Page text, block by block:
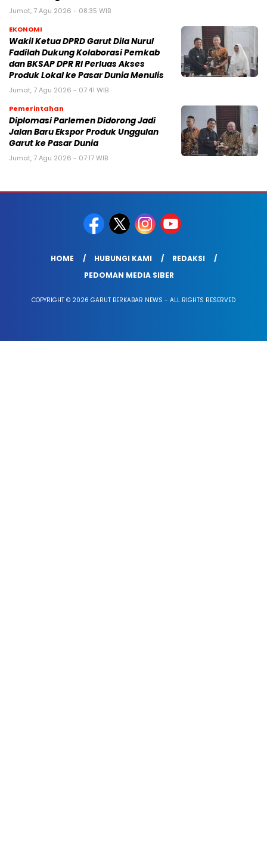
Jumat, 7 Agu 2026 - 08:35 WIB
EKONOMI
Wakil Ketua DPRD Garut Dila Nurul
Fadilah Dukung Kolaborasi Pemkab
dan BKSAP DPR RI Perluas Akses
Produk Lokal ke Pasar Dunia Menulis
Jumat, 7 Agu 2026 - 07:41 WIB
Pemerintahan
Diplomasi Parlemen Didorong Jadi
Jalan Baru Ekspor Produk Unggulan
Garut ke Pasar Dunia
Jumat, 7 Agu 2026 - 07:17 WIB
HOME HUBUNGI KAMI
REDAKSI
PEDOMAN MEDIA SIBER
COPYRIGHT © 2026 GARUT BERKABAR NEWS - ALL RIGHTS RESERVED